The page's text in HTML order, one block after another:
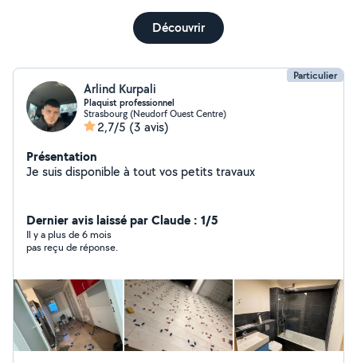
Découvrir
Particulier
Arlind Kurpali
Plaquist professionnel
Strasbourg (Neudorf Ouest Centre)
2,7/5 (3 avis)
Présentation
Je suis disponible à tout vos petits travaux
Dernier avis laissé par Claude : 1/5
Il y a plus de 6 mois
pas reçu de réponse.